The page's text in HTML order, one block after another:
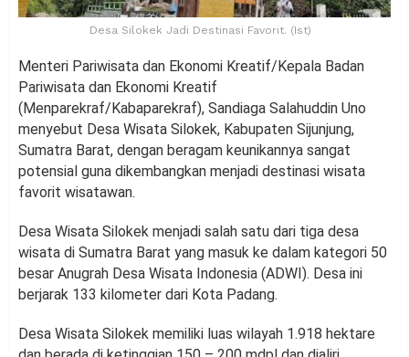
Desa Silokek Jadi Destinasi Favorit. (Ist)
Menteri Pariwisata dan Ekonomi Kreatif/Kepala Badan
Pariwisata dan Ekonomi Kreatif
(Menparekraf/Kabaparekraf), Sandiaga Salahuddin Uno
menyebut Desa Wisata Silokek, Kabupaten Sijunjung,
Sumatra Barat, dengan beragam keunikannya sangat
potensial guna dikembangkan menjadi destinasi wisata
favorit wisatawan.
Desa Wisata Silokek menjadi salah satu dari tiga desa
wisata di Sumatra Barat yang masuk ke dalam kategori 50
besar Anugrah Desa Wisata Indonesia (ADWI). Desa ini
berjarak 133 kilometer dari Kota Padang.
Desa Wisata Silokek memiliki luas wilayah 1.918 hektare